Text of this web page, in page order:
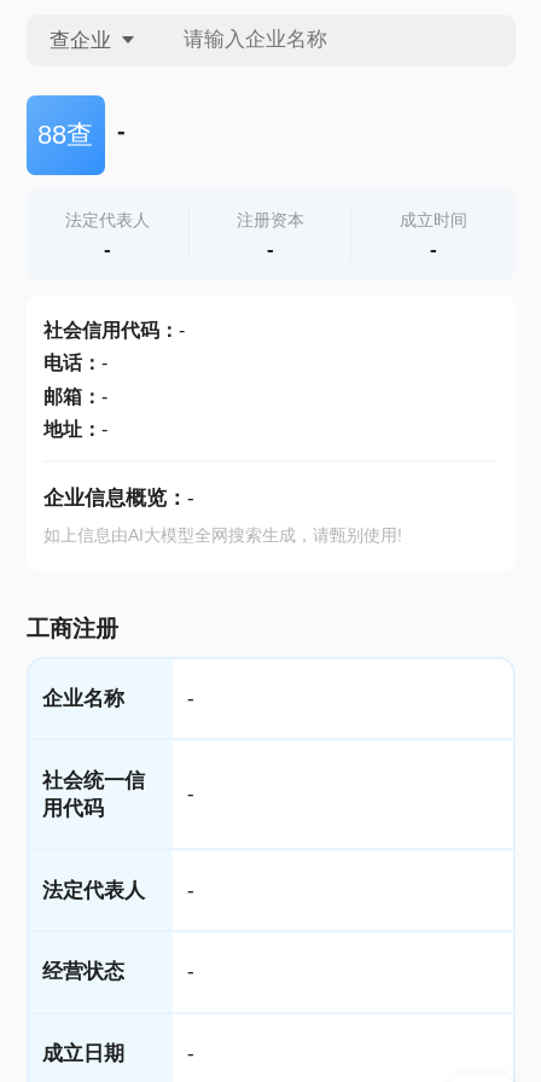
查企业
查企业
查产地
88查 -
法定代表人
-
注册资本
-
成立时间
-
社会信用代码： -
电话： -
邮箱： -
地址： -
企业信息概览： -
如上信息由AI大模型全网搜索生成，请甄别使用!
工商注册
企业名称 -
社会统一信
用代码
-
法定代表人 -
经营状态 -
成立日期 -